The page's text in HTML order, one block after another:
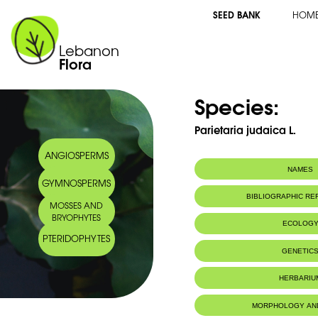
Lebanon
Flora
SEED BANK
ANGIOSPERMS
GYMNOSPERMS
MOSSES AND
BRYOPHYTES
PTERIDOPHYTES
Species:
Parietaria judaica L.
NAMES
BIBLIOGRAPHIC
ECOLOGY
Rochers
Life Forms:
MORPHOLOGY